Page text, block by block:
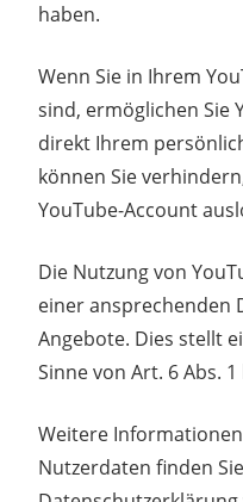
haben.
Wenn Sie in Ihrem
sind, ermöglichen Sie
direkt Ihrem
können Sie
YouTube-Account
Die Nutzung von
einer ansprechenden
Angebote. Dies stellt
Sinne von Art. 6 Abs. 1
Weitere
Nutzerdaten finden